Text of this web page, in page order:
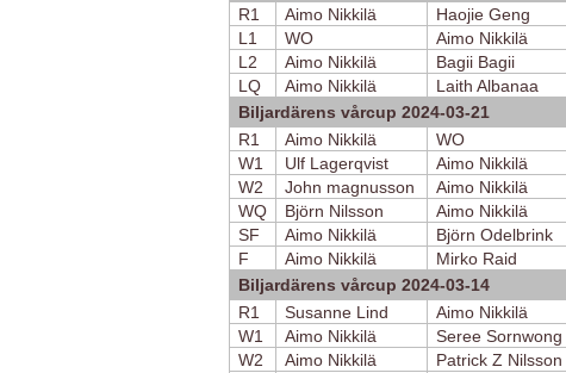
R1
Aimo Nikkilä Haojie Geng
L1
WO Aimo Nikkilä
L2
Aimo Nikkilä Bagii Bagii
LQ
Aimo Nikkilä Laith Albanaa
Biljardärens vårcup 2024-03-21
R1
Aimo Nikkilä WO
W1
Ulf Lagerqvist Aimo Nikkilä
W2
John magnusson Aimo Nikkilä
WQ
Björn Nilsson Aimo Nikkilä
SF
Aimo Nikkilä Björn Odelbrink
F
Aimo Nikkilä Mirko Raid
Biljardärens vårcup 2024-03-14
R1
Susanne Lind Aimo Nikkilä
W1
Aimo Nikkilä Seree Sornwong
W2
Aimo Nikkilä Patrick Z Nilsson